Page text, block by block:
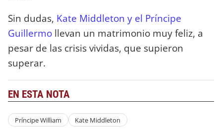
Sin dudas, Kate Middleton y el Príncipe
Guillermo llevan un matrimonio muy feliz, a
pesar de las crisis vividas, que supieron
superar.
EN ESTA NOTA
Príncipe William Kate Middleton